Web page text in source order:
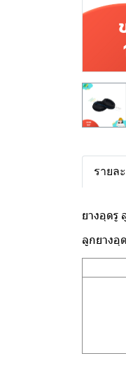
รายล
ยางอุดรู
ลูกยางอุ